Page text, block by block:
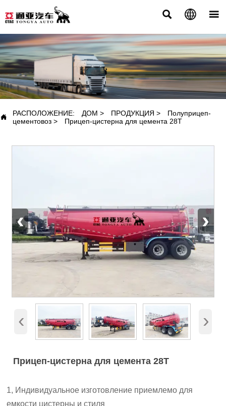
  
ПРОДУКЦИЯ
 РАСПОЛОЖЕНИЕ: ДОМ > ПРОДУКЦИЯ >
Полуприцеп-
цементовоз > Прицеп-цистерна для цемента 28T
‹ ›
‹ ›
Прицеп-цистерна для цемента 28T
1, Индивидуальное изготовление приемлемо для
емкости цистерны и стиля